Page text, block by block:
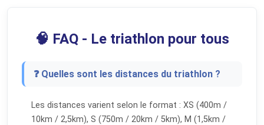
🧠 FAQ - Le triathlon pour tous
❓ Quelles sont les distances du triathlon ?
Les distances varient selon le format : XS (400m /
10km / 2,5km), S (750m / 20km / 5km), M (1,5km /